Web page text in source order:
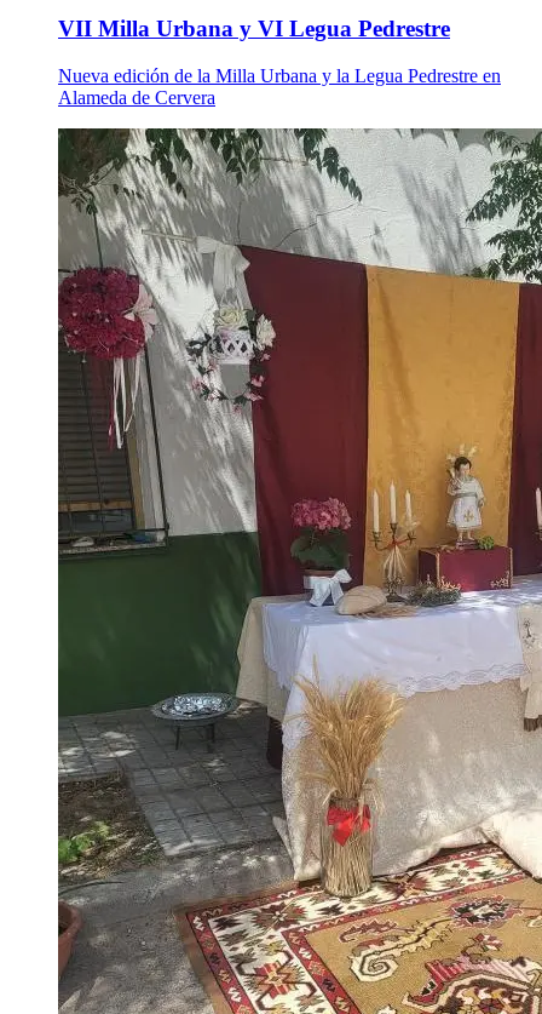
VII Milla Urbana y VI Legua Pedrestre
Nueva edición de la Milla Urbana y la Legua Pedrestre en
Alameda de Cervera